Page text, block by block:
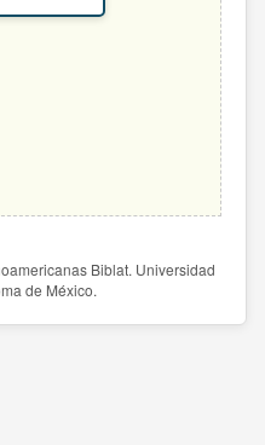
Biblat. Universidad
de México.